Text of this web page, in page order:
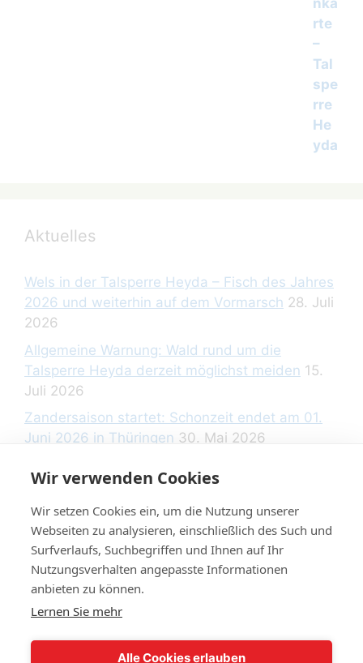
Aktuelles
Wels in der Talsperre Heyda – Fisch des Jahres
2026 und weiterhin auf dem Vormarsch 28. Juli
2026
Allgemeine Warnung: Wald rund um die
Talsperre Heyda derzeit möglichst meiden 15.
Juli 2026
Zandersaison startet: Schonzeit endet am 01.
Juni 2026 in Thüringen 30. Mai 2026
Rechtliche Hinweise
Datenschutzerklärung
Impressum
Wir verwenden Cookies
Wir setzen Cookies ein, um die Nutzung unserer
Webseiten zu analysieren, einschließlich des Such und
Surfverlaufs, Suchbegriffen und Ihnen auf Ihr
Nutzungsverhalten angepasste Informationen
anbieten zu können.
Lernen Sie mehr
Alle Cookies erlauben